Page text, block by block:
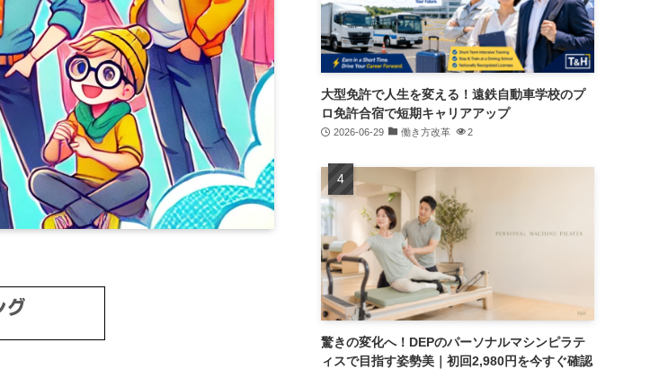
大型免許で人生を変える！遠鉄自動車学校のプ
ロ免許合宿で短期キャリアアップ
2026-06-29 働き方改革 2
驚きの変化へ！DEPのパーソナルマシンピラテ
ィスで目指す姿勢美｜初回2,980円を今すぐ確認